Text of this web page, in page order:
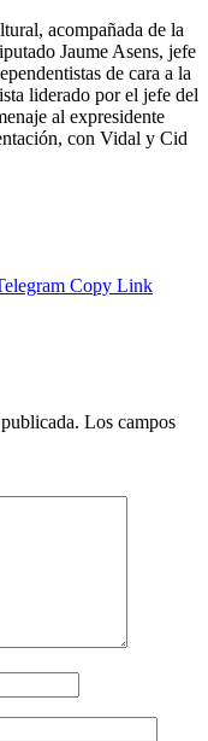
acompañada de la
Jaume Asens, jefe
de cara a la
liderado por el jefe del
al expresidente
con Vidal y Cid
Copy Link
Los campos